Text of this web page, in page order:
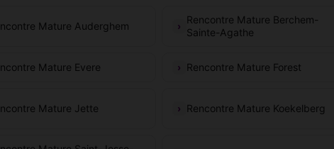
Mature Auderghem
Rencontre Mature Berchem-
Sainte-Agathe
Mature Evere Rencontre Mature Forest
Mature Jette Rencontre Mature Koekelberg